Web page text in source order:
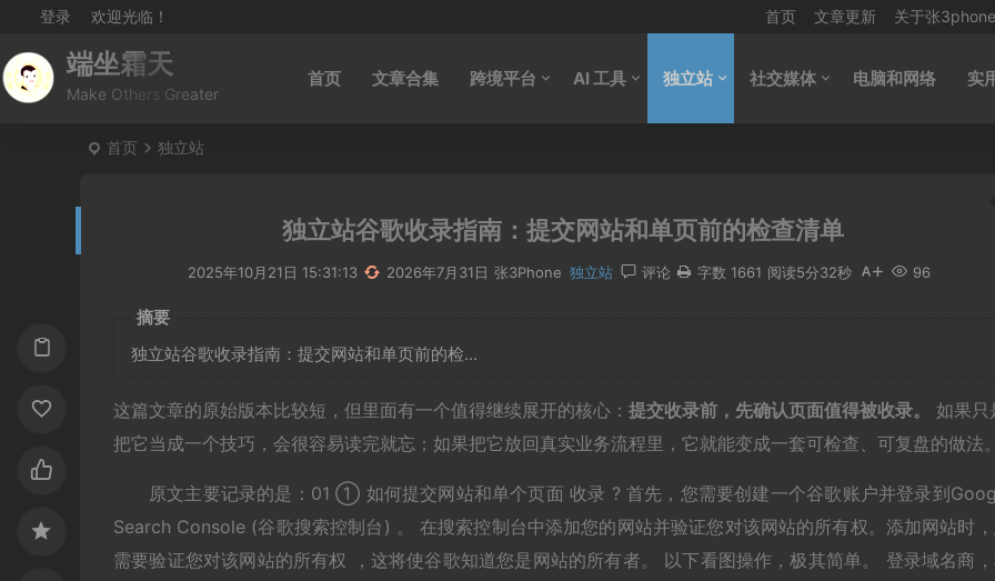
欢迎光临！
登录 首页 文章更新 关于张3phone
端坐霜天
Make Others Greater
首页 文章合集 跨境平台 AI 工具 独立站 社交媒体 电脑和网络 实
首页 独立站
独立站谷歌收录指南：提交网站和单页前的检查清单
2025年10月21日 15:31:13 2026年7月31日 张3Phone 独立站 评论 96
字数 1661 阅读5分32秒
摘要
独立站谷歌收录指南：提交网站和单页前的检...
这篇文章的原始版本比较短，但里面有一个值得继续展开的核心： 提交收录前，先确认页面值得被收录。
如果只
把它当成一个技巧，会很容易读完就忘；如果把它放回真实业务流程里，它就能变成一套可检查、可复盘的做法
原文主要记录的是：01 ① 如何提交网站和单个页面 收录 ? 首先，您需要创建一个谷歌账户并登录到
Search Console (谷歌搜索控制台) 。 在搜索控制台中添加您的网站并验证您对该网站的所有权。添加网站时
需要验证您对该网站的所有权 ，这将使谷歌知道您是网站的所有者。 以下看图操作，极其简单。 登录域名商